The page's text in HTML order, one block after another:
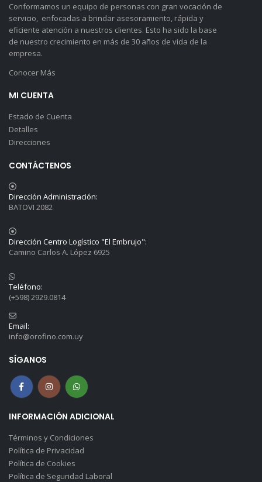
Conformamos un equipo de personas con gran vocación de
servicio, enfocadas a brindar asesoramiento, rápida y
eficiente atención a nuestros clientes. Esto ha sido la base
de nuestro crecimiento en más de 30 años de vida de la
empresa.
Conocer Más
MI CUENTA
Estado de Cuenta
Detalles
Direcciones
CONTÁCTENOS
Dirección Administración:
BATOVI 2082
Dirección Centro Logístico "El Embrujo":
Camino Carlos A. López 6925
Teléfono:
(+598) 2929.0814
Email:
info@orofino.com.uy
SÍGANOS
INFORMACIÓN ADICIONAL
Términos y Condiciones
Política de Privacidad
Política de Cookies
Política de Seguridad Laboral